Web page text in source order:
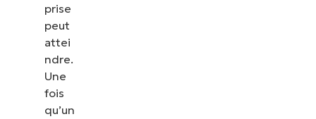
prise
peut
attei
ndre.
Une
fois
qu’un